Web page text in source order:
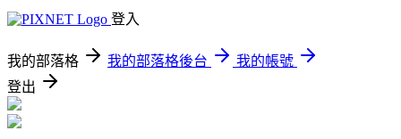
登入
我的部落格 我的部落格後台
我的帳號
登出